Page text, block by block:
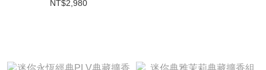
NT$2,980